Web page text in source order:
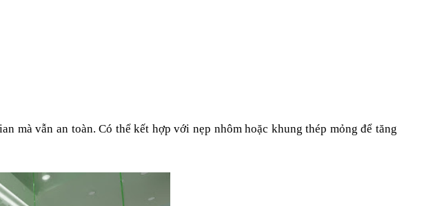
mà vẫn an toàn. Có thể kết hợp với nẹp nhôm hoặc khung thép mỏng để tăng